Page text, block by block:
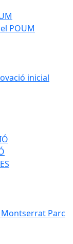
POUM
inicial
Parc